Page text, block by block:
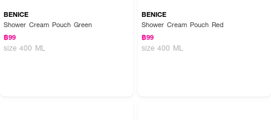
BENICE
Shower Cream Pouch Green
฿99
size 400 ML
BENICE
Shower Cream Pouch Red
฿99
size 400 ML